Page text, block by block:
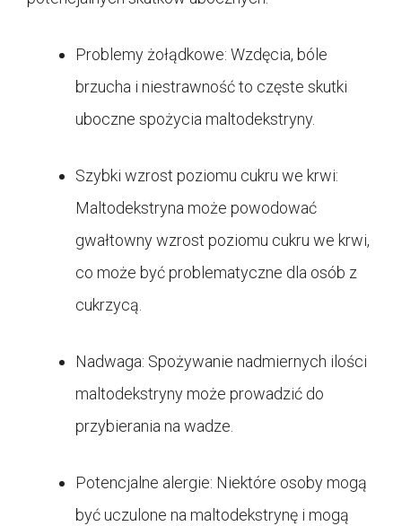
Problemy żołądkowe: Wzdęcia, bóle
brzucha i niestrawność to częste skutki
uboczne spożycia maltodekstryny.
Szybki wzrost poziomu cukru we krwi:
Maltodekstryna może powodować
gwałtowny wzrost poziomu cukru we krwi,
co może być problematyczne dla osób z
cukrzycą.
Nadwaga: Spożywanie nadmiernych ilości
maltodekstryny może prowadzić do
przybierania na wadze.
Potencjalne alergie: Niektóre osoby mogą
być uczulone na maltodekstrynę i mogą